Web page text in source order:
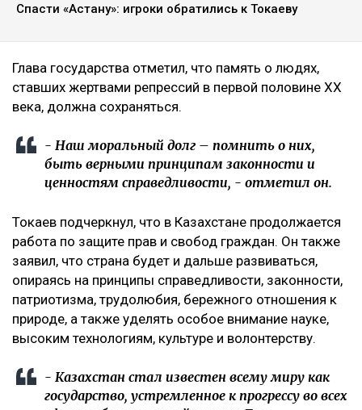
Спасти «Астану»: игроки обратились к Токаеву
Глава государства отметил, что память о людях,
ставших жертвами репрессий в первой половине XX
века, должна сохраняться.
- Наш моральный долг – помнить о них,
быть верными принципам законности и
ценностям справедливости, - отметил он.
Токаев подчеркнул, что в Казахстане продолжается
работа по защите прав и свобод граждан. Он также
заявил, что страна будет и дальше развиваться,
опираясь на принципы справедливости, законности,
патриотизма, трудолюбия, бережного отношения к
природе, а также уделять особое внимание науке,
высоким технологиям, культуре и волонтерству.
- Казахстан стал известен всему миру как
государство, устремленное к прогрессу во всех